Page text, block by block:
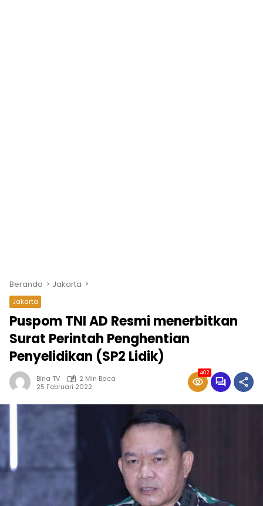
Beranda Jakarta
Jakarta
Puspom TNI AD Resmi menerbitkan
Surat Perintah Penghentian
Penyelidikan (SP2 Lidik)
Bina TV
2 Min Baca
25 Februari 2022
402